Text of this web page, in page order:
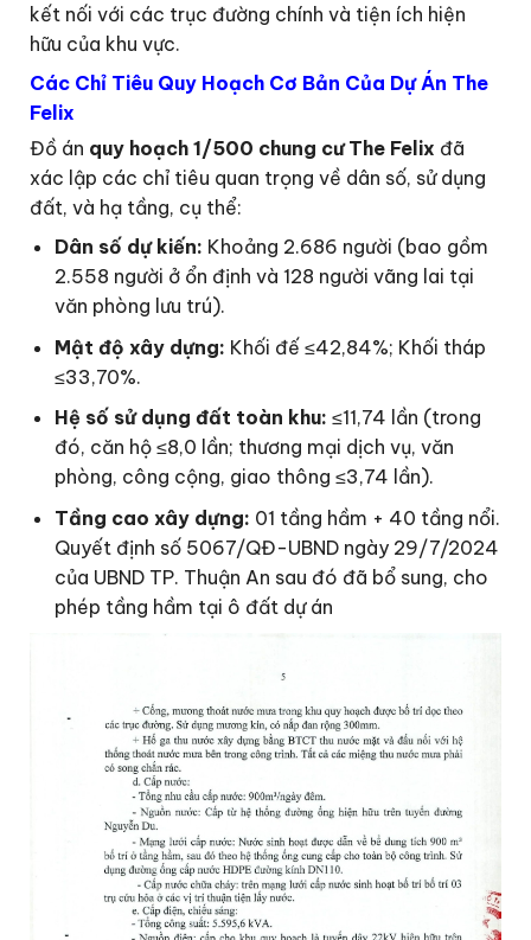
kết nối với các trục đường chính và tiện ích hiện
hữu của khu vực.
Các Chỉ Tiêu Quy Hoạch Cơ Bản Của Dự Án The
Felix
Đồ án quy hoạch 1/500 chung cư The Felix đã
xác lập các chỉ tiêu quan trọng về dân số, sử dụng
đất, và hạ tầng, cụ thể:
Dân số dự kiến: Khoảng 2.686 người (bao gồm
2.558 người ở ổn định và 128 người vãng lai tại
văn phòng lưu trú).
Mật độ xây dựng: Khối đế ≤42,84%; Khối tháp
≤33,70%.
Hệ số sử dụng đất toàn khu: ≤11,74 lần (trong
đó, căn hộ ≤8,0 lần; thương mại dịch vụ, văn
phòng, công cộng, giao thông ≤3,74 lần).
Tầng cao xây dựng: 01 tầng hầm + 40 tầng nổi.
Quyết định số 5067/QĐ-UBND ngày 29/7/2024
của UBND TP. Thuận An sau đó đã bổ sung, cho
phép tầng hầm tại ô đất dự án